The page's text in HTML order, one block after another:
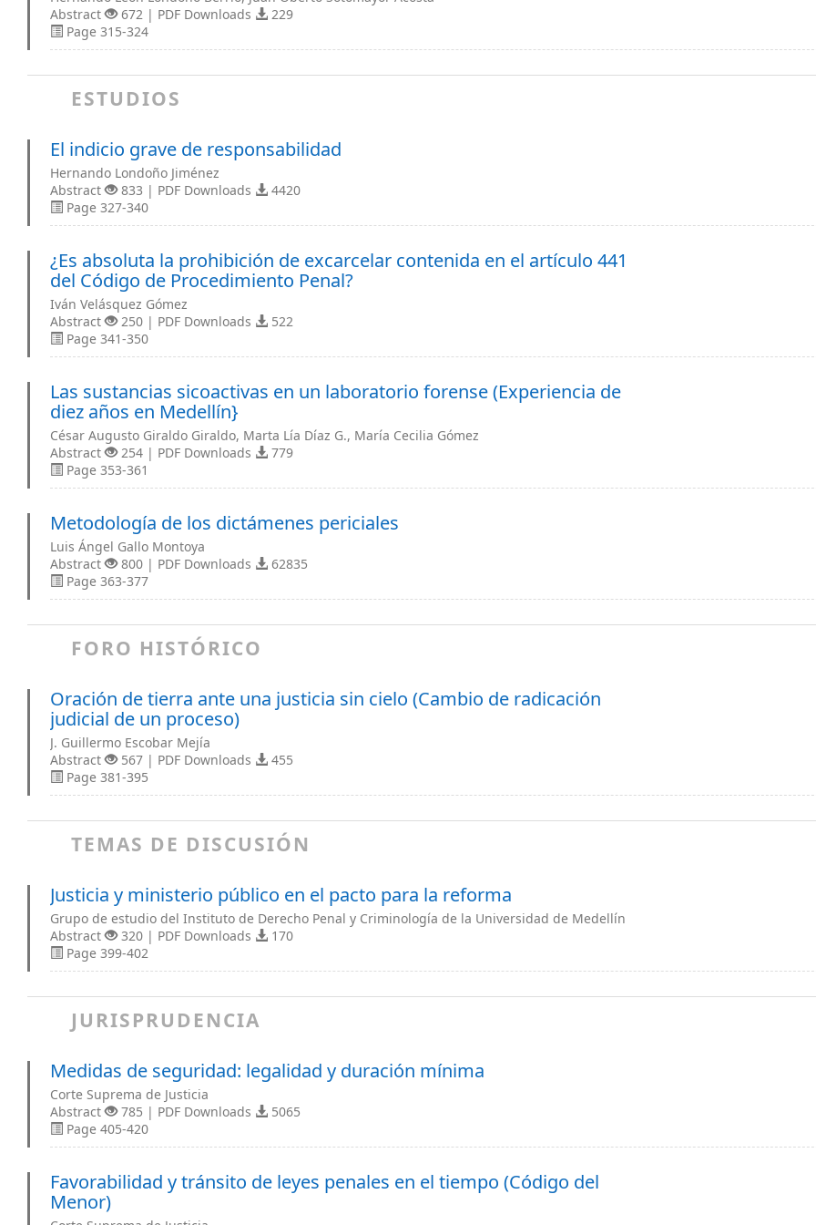
Abstract
672 | PDF Downloads
229
Page 315-324
ESTUDIOS
El indicio grave de responsabilidad
Hernando Londoño Jiménez
Abstract
833 | PDF Downloads
4420
Page 327-340
¿Es absoluta la prohibición de excarcelar contenida en el artículo 441
del Código de Procedimiento Penal?
Iván Velásquez Gómez
Abstract
250 | PDF Downloads
522
Page 341-350
Las sustancias sicoactivas en un laboratorio forense (Experiencia de
diez años en Medellín}
César Augusto Giraldo Giraldo, Marta Lía Díaz G., María Cecilia Gómez
Abstract
254 | PDF Downloads
779
Page 353-361
Metodología de los dictámenes periciales
Luis Ángel Gallo Montoya
Abstract
800 | PDF Downloads
62835
Page 363-377
FORO HISTÓRICO
Oración de tierra ante una justicia sin cielo (Cambio de radicación
judicial de un proceso)
J. Guillermo Escobar Mejía
Abstract
567 | PDF Downloads
455
Page 381-395
TEMAS DE DISCUSIÓN
Justicia y ministerio público en el pacto para la reforma
Grupo de estudio del Instituto de Derecho Penal y Criminología de la Universidad de Medellín
Abstract
320 | PDF Downloads
170
Page 399-402
JURISPRUDENCIA
Medidas de seguridad: legalidad y duración mínima
Corte Suprema de Justicia
Abstract
785 | PDF Downloads
5065
Page 405-420
Favorabilidad y tránsito de leyes penales en el tiempo (Código del
Menor)